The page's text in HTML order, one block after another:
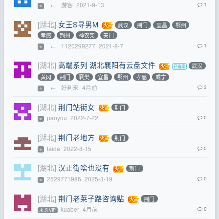
⭐ ← 游客 2021-9-13 1
[湖北] 女王S寻男M 武汉 荆门 宜昌
鄂州
孝感
荆州 神农架 天门
⭐ ← 1120299277 2021-8-7 1
[湖北] 高端系列 湖北襄阳有云盘文件
武汉
黄冈
荆门 襄樊 宜昌 鄂州 孝感 咸宁
⭐ ← 好利来 4月前 3
[湖北] 荆门站街女 荆门
⭐ paoyou 2022-7-22 0
[湖北] 荆门老地方 荆门
⭐ taida 2022-8-15 0
[湖北] 汉正街啥也没有 荆门
⭐ 2529771986 2025-3-19 0
[湖北] 荆门老莱子路咨询贴 荆门
永.久VIP kuaber 4月前 0